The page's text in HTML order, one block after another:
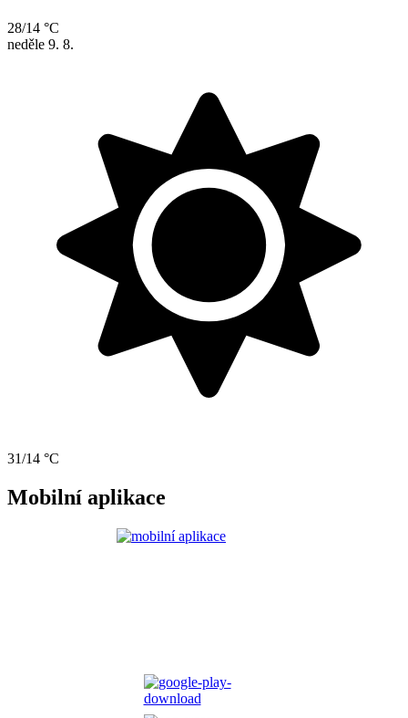
28/14 °C
neděle 9. 8.
31/14 °C
Mobilní aplikace